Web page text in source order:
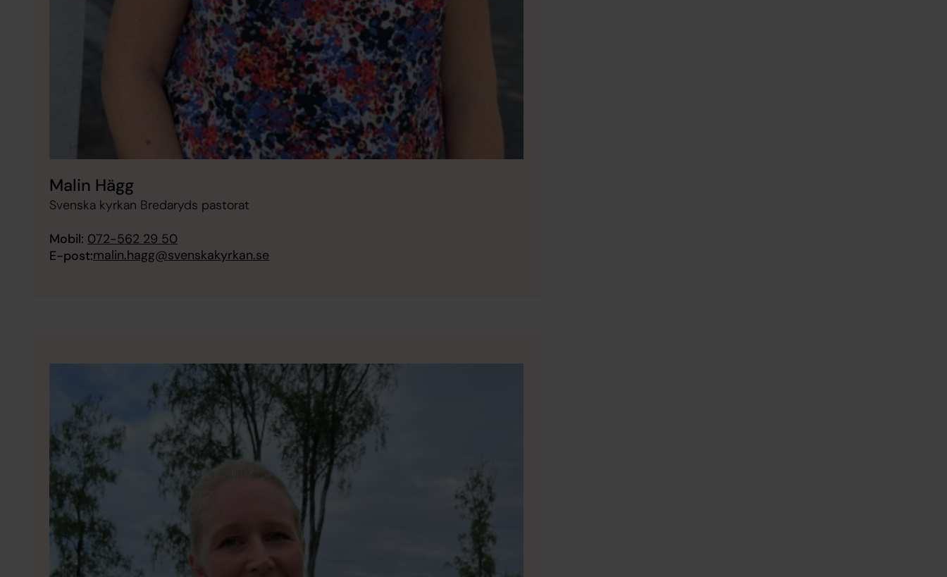
Malin Hägg
Svenska kyrkan Bredaryds pastorat
Mobil: 072-562 29 50
E-post:malin.hagg@svenskakyrkan.se